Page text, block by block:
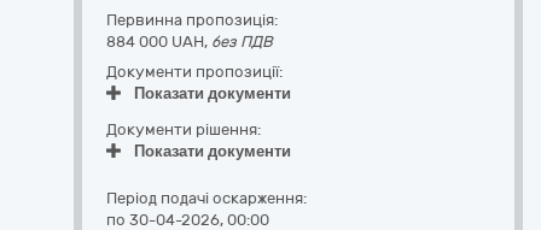
Первинна пропозиція:
884 000 UAH, без ПДВ
Документи пропозиції:
Показати документи
Документи рішення:
Показати документи
Період подачі оскарження:
по 30-04-2026, 00:00